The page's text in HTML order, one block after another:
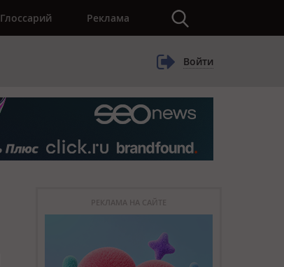
Глоссарий Реклама
Войти
РЕКЛАМА НА САЙТЕ